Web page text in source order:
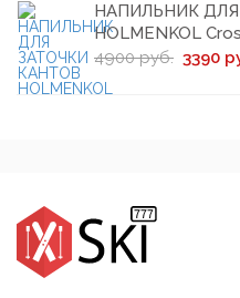
НАПИЛЬНИК
HOLMENKOL
4900 руб. 3390